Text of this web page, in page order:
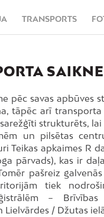
TRANSPORTS
pēc savas apbūves
tāpēc arī
strukturēts, lai
un pilsētas
Teikas apkaimes R
pārvads), kas ir
pašreiz
tiek
−
Lielvārdes / Džutas